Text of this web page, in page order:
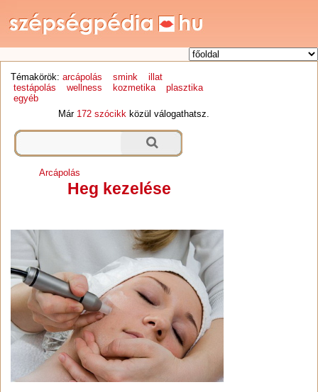
Témakörök: arcápolás smink
illat
testápolás
wellness kozmetika
plasztika
egyéb
Már 172 szócikk közül válogathatsz.
Arcápolás
Heg kezelése